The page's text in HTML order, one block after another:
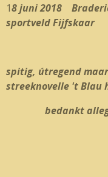
18 juni 2018
sportveld Fijfskaar
spitig, útregend
streeknovelle 't Blau
bedankt